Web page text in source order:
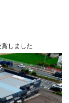
賞しました